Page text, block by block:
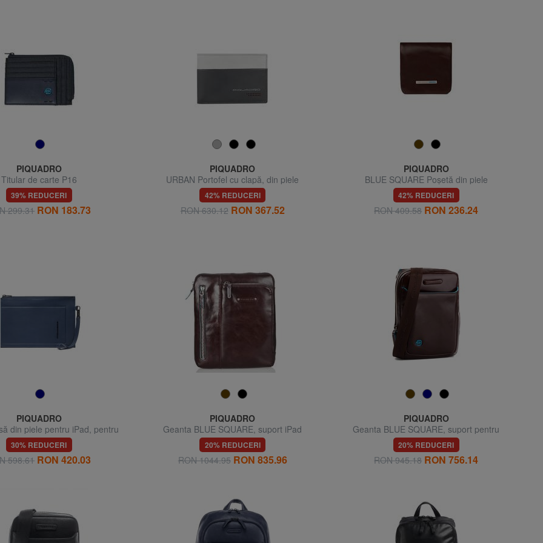
PIQUADRO
Titular de carte P16
39% REDUCERI
299.31 RON 183.73
PIQUADRO
URBAN Portofel cu clapă, din piele
42% REDUCERI
RON 630.12 RON 367.52
PIQUADRO
BLUE SQUARE Poșetă din piele
42% REDUCERI
RON 409.58 RON 236.24
PIQUADRO
din piele pentru iPad, pentru
bărbați
30% REDUCERI
598.61 RON 420.03
PIQUADRO
Geanta BLUE SQUARE, suport iPad
20% REDUCERI
RON 1044.95 RON 835.96
PIQUADRO
Geanta BLUE SQUARE, suport pentru
tablete, din piele
20% REDUCERI
RON 945.18 RON 756.14